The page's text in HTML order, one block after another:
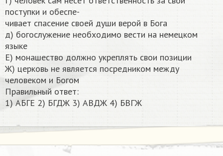
поступки и обеспе-
чивает спасение своей души верой в Бога
д) богослужение необходимо вести на немецком
языке
E) монашество должно укреплять свои позиции
Ж) церковь не является посредником между
человеком и Богом
Правильный ответ:
1) АБГЕ 2) БГДЖ 3) АВДЖ 4) БВГЖ​